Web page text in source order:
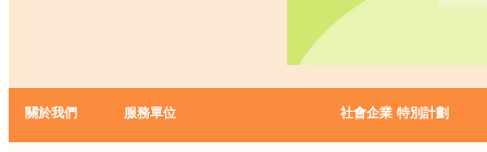
關於我們 服務單位 社會企業 特別計劃